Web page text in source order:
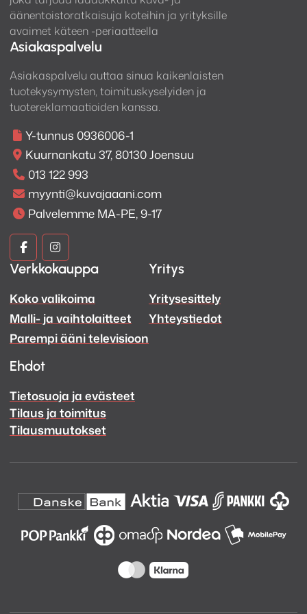
äänentoistoratkaisuja koteihin ja yrityksille
avaimet käteen -periaatteella
Asiakaspalvelu
Asiakaspalvelu auttaa sinua kaikenlaisten
tuotekysymysten, toimituskyselyiden ja
tuotereklamaatioiden kanssa.
Y-tunnus 0936006-1
Kuurnankatu 37, 80130 Joensuu
013 122 993
myynti@kuvajaaani.com
Palvelemme MA-PE, 9-17
Kuva
ja
Ääni
Facebook
Kuva
ja
Ääni
Instagram
Verkkokauppa
Koko valikoima
Malli- ja vaihtolaitteet
Parempi ääni televisioon
Yritys
Yritysesittely
Yhteystiedot
Ehdot
Tietosuoja ja evästeet
Tilaus ja toimitus
Tilausmuutokset